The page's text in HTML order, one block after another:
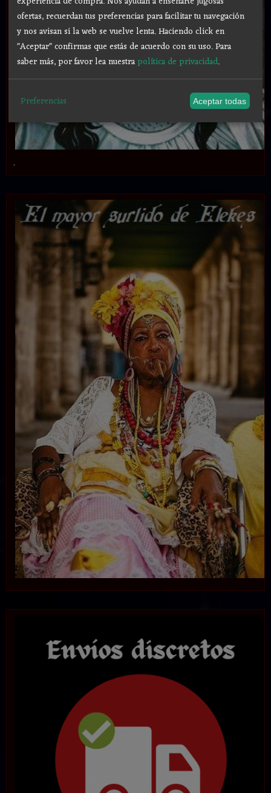
.
ofertas, recuerdan tus preferencias para facilitar tu navegación
y nos avisan si la web se vuelve lenta. Haciendo click en
"Aceptar" confirmas que estás de acuerdo con su uso.Para
saber más, por favor lea nuestrapolítica de privacidad.
Preferencias Aceptar todas